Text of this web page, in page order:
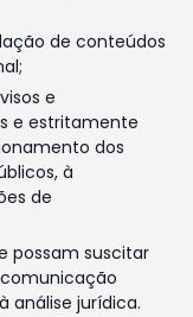
de conteúdos
e
e estritamente
dos
à
de
possam suscitar
análise jurídica.